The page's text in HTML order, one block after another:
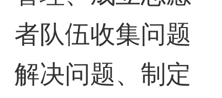
者队伍收集问题
解决问题、制定